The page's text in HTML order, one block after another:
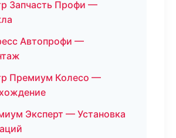
Запчасть Профи —
Автопрофи —
Премиум Колесо —
Эксперт — Установка